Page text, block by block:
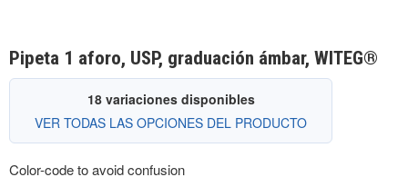
Pipeta 1 aforo, USP, graduación ámbar, WITEG®
18 variaciones disponibles
VER TODAS LAS OPCIONES DEL PRODUCTO
Color-code to avoid confusion